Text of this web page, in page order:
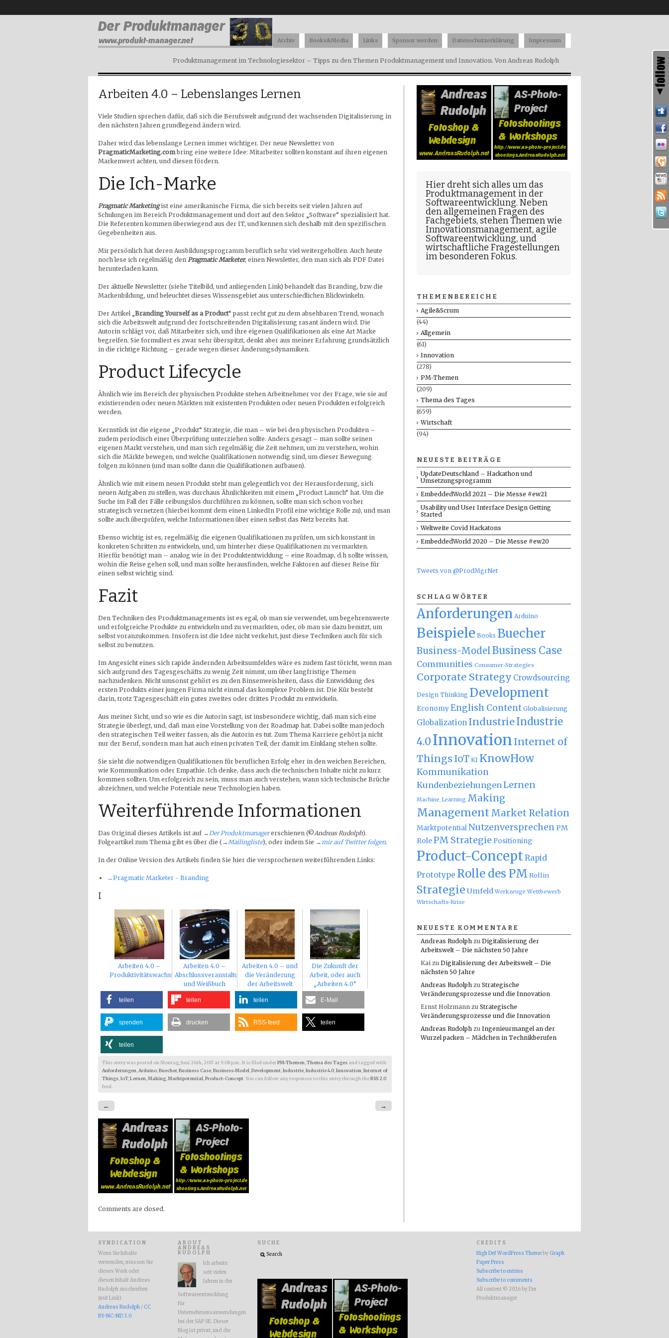
Produktmanagement im Technologiesektor – Tipps zu den Themen Produktmanagement und Innovation. Von Andreas Rudolph
Archiv Books&Media Links Sponsor werden Datenschutzerklärung Impressum
Arbeiten 4.0 – Lebenslanges Lernen
Viele Studien sprechen dafür, daß sich die Berufswelt aufgrund der wachsenden Digitalisierung in
den nächsten Jahren grundlegend ändern wird.
Daher wird das lebenslange Lernen immer wichtiger. Der neue Newsletter von
PragmaticMarketing.combring eine weitere Idee: Mitarbeiter sollten konstant auf ihren eigenen
Markenwert achten, und diesen fördern.
Die Ich-Marke
Pragmatic Marketingist eine amerikanische Firma, die sich bereits seit vielen Jahren auf
Schulungen im Bereich Produktmanagement und dort auf den Sektor „Software“ spezialisiert hat.
Die Referenten kommen überwiegend aus der IT, und kennen sich deshalb mit den spezifischen
Gegebenheiten aus.
Mir persönlich hat deren Ausbildungsprogramm beruflich sehr viel weitergeholfen. Auch heute
noch lese ich regelmäßig den Pragmatic Marketer, einen Newsletter, den man sich als PDF Datei
herunterladen kann.
Der aktuelle Newsletter (siehe Titelbild, und anliegenden Link) behandelt das Branding, bzw die
Markenbildung, und beleuchtet dieses Wissensgebiet aus unterschiedlichen Blickwinkeln.
Der Artikel „ Branding Yourself as a Product“ passt recht gut zu dem absehbaren Trend, wonach
sich die Arbeitswelt aufgrund der fortschreitenden Digitalisierung rasant ändern wird. Die
Autorin schlägt vor, daß Mitarbeiter sich, und ihre eigenen Qualifikationen als eine Art Marke
begreifen. Sie formuliert es zwar sehr überspitzt, denkt aber aus meiner Erfahrung grundsätzlich
in die richtige Richtung – gerade wegen dieser Änderungsdynamiken.
Product Lifecycle
Ähnlich wie im Bereich der physischen Produkte stehen Arbeitnehmer vor der Frage, wie sie auf
existierenden oder neuen Märkten mit existenten Produkten oder neuen Produkten erfolgreich
werden.
Kernstück ist die eigene „Produkt“ Strategie, die man – wie bei den physischen Produkten –
zudem periodisch einer Überprüfung unterziehen sollte. Anders gesagt – man sollte seinen
eigenen Markt verstehen, und man sich regelmäßig die Zeit nehmen, um zu verstehen, wohin
sich die Märkte bewegen, und welche Qualifikationen notwendig sind, um dieser Bewegung
folgen zu können (und man sollte dann die Qualifikationen aufbauen).
Ähnlich wie mit einem neuen Produkt steht man gelegentlich vor der Herausforderung, sich
neuen Aufgaben zu stellen, was durchaus Ähnlichkeiten mit einem „Product Launch“ hat. Um die
Suche im Fall der Fälle reibungslos durchführen zu können, sollte man sich schon vorher
strategisch vernetzen (hierbei kommt dem einen LinkedIn Profil eine wichtige Rolle zu), und man
sollte auch überprüfen, welche Informationen über einen selbst das Netz bereits hat.
Ebenso wichtig ist es, regelmäßig die eigenen Qualifikationen zu prüfen, um sich konstant in
konkreten Schritten zu entwickeln, und, um hinterher diese Qualifikationen zu vermarkten.
Hierfür benötigt man – analog wie in der Produktentwicklung – eine Roadmap, d.h sollte wissen,
wohin die Reise gehen soll, und man sollte herausfinden, welche Faktoren auf dieser Reise für
einen selbst wichtig sind.
Fazit
Den Techniken des Produktmanagements ist es egal, ob man sie verwendet, um begehrenswerte
und erfolgreiche Produkte zu entwickeln und zu vermarkten, oder, ob man sie dazu benutzt, um
selbst voranzukommen. Insofern ist die Idee nicht verkehrt, just diese Techniken auch für sich
selbst zu benutzen.
Im Angesicht eines sich rapide ändernden Arbeitsumfeldes wäre es zudem fast töricht, wenn man
sich aufgrund des Tagesgeschäfts zu wenig Zeit nimmt, um über langfristige Themen
nachzudenken. Nicht umsonst gehört es zu den Binsenweisheiten, dass die Entwicklung des
ersten Produkts einer jungen Firma nicht einmal das komplexe Problem ist. Die Kür besteht
darin, trotz Tagesgeschäft ein gutes zweites oder drittes Produkt zu entwickeln.
Aus meiner Sicht, und so wie es die Autorin sagt, ist insbesondere wichtig, daß man sich eine
Strategie überlegt, und, daß man eine Vorstellung von der Roadmap hat. Dabei sollte man jedoch
den strategischen Teil weiter fassen, als die Autorin es tut. Zum Thema Karriere gehört ja nicht
nur der Beruf, sondern man hat auch einen privaten Teil, der damit im Einklang stehen sollte.
Sie sieht die notwendigen Qualifikationen für beruflichen Erfolg eher in den weichen Bereichen,
wie Kommunikation oder Empathie. Ich denke, dass auch die technischen Inhalte nicht zu kurz
kommen sollten. Um erfolgreich zu sein, muss man auch verstehen, wann sich technische Brüche
abzeichnen, und welche Potentiale neue Technologien haben.
Weiterführende Informationen
Das Original dieses Artikels ist auf → Der Produktmanagererschienen (©Andreas Rudolph).
Folgeartikel zum Thema gibt es über die (→ Mailingliste), oder indem Sie → mir auf Twitter folgen.
In der Online Version des Artikels finden Sie hier die versprochenen weiterführenden Links:
→Pragmatic Marketer - Branding
I
Arbeiten 4.0 –
Produktivitätswachstum
Arbeiten 4.0 –
Abschlussveranstaltung
und Weißbuch
Arbeiten 4.0 – und
die Veränderung
der Arbeitswelt
Die Zukunft der
Arbeit, oder auch
„Arbeiten 4.0“
teilen teilen teilen E-Mail
spenden drucken RSS-feed teilen
teilen
This entry was posted on Montag, Juni 26th, 2017 at 9:08 p.m.. It is filed underPM-Themen,Thema des Tages and tagged with
Anforderungen,Arduino,Buecher,Business Case,Business-Model,Development,Industrie,Industrie 4.0,Innovation,Internet of
Things,IoT,Lernen,Making,Marktpotential,Product-Concept. You can follow any responses to this entry through theRSS 2.0
feed.
← →
Comments are closed.
Hier dreht sich alles um das
Produktmanagement in der
Softwareentwicklung. Neben
den allgemeinen Fragen des
Fachgebiets, stehen Themen wie
Innovationsmanagement, agile
Softwareentwicklung, und
wirtschaftliche Fragestellungen
im besonderen Fokus.
THEMENBEREICHE
Agile&Scrum
(44)
Allgemein
(61)
Innovation
(278)
PM-Themen
(209)
Thema des Tages
(659)
Wirtschaft
(94)
NEUESTE BEITRÄGE
UpdateDeutschland – Hackathon und
Umsetzungsprogramm
EmbeddedWorld 2021 – Die Messe #ew21
Usability und User Interface Design Getting
Started
Weltweite Covid Hackatons
EmbeddedWorld 2020 – Die Messe #ew20
Tweets von @ProdMgrNet
SCHLAGWÖRTER
Anforderungen Arduino
Beispiele Books Buecher
Business-Model Business Case
Communities Consumer-Strategies
Corporate Strategy Crowdsourcing
Design Thinking Development
EconomyEnglish Content Globalisierung
Globalization IndustrieIndustrie
4.0Innovation Internet of
ThingsIoT KI KnowHow
Kommunikation
Kundenbeziehungen Lernen
Machine_Learning Making
Management Market Relation
MarktpotentialNutzenversprechen PM
RolePM Strategie Positioning
Product-ConceptRapid
Prototype Rolle des PM Rollin
Strategie Umfeld Werkzeuge Wettbewerb
Wirtschafts-Krise
NEUESTE KOMMENTARE
Andreas Rudolph zu Digitalisierung der
Arbeitswelt – Die nächsten 50 Jahre
Kai zu Digitalisierung der Arbeitswelt – Die
nächsten 50 Jahre
Andreas Rudolph zu Strategische
Veränderungsprozesse und die Innovation
Ernst Holzmann zu Strategische
Veränderungsprozesse und die Innovation
Andreas Rudolph zu Ingenieurmangel an der
Wurzel packen – Mädchen in Technikberufen
SYNDICATION
Wenn Sie Inhalte
verwenden, müssen Sie
dieses Werk oder
diesen Inhalt Andreas
Rudolph zuschreiben
(mit Link)
Andreas Rudolph / CC
BY-NC-ND 3.0
ABOUT
ANDREAS
RUDOLPH
Ich arbeite
seit vielen
Jahren in der
Softwareentwicklung
für
Unternehmensanwendungen
bei der SAP SE. Dieser
Blog ist privat, und die
SUCHE CREDITS
High Def WordPress Theme by Graph
Paper Press
Subscribe to entries
Subscribe to comments
All content © 2026 by Der
Produktmanager